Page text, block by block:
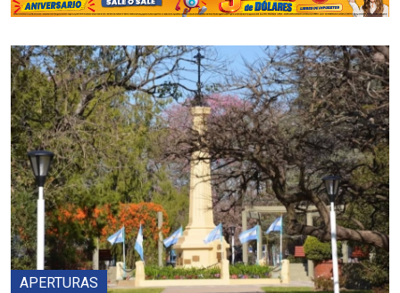
APERTURAS